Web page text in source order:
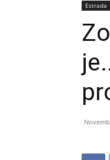
Estrada